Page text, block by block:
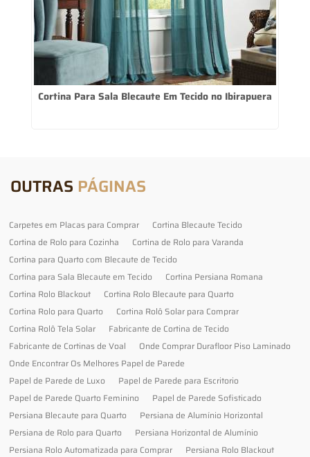
Cortina Para Sala Blecaute Em Tecido no Ibirapuera
OUTRAS PÁGINAS
Carpetes em Placas para Comprar
Cortina Blecaute Tecido
Cortina de Rolo para Cozinha
Cortina de Rolo para Varanda
Cortina para Quarto com Blecaute de Tecido
Cortina para Sala Blecaute em Tecido
Cortina Persiana Romana
Cortina Rolo Blackout
Cortina Rolo Blecaute para Quarto
Cortina Rolo para Quarto
Cortina Rolô Solar para Comprar
Cortina Rolô Tela Solar
Fabricante de Cortina de Tecido
Fabricante de Cortinas de Voal
Onde Comprar Durafloor Piso Laminado
Onde Encontrar Os Melhores Papel de Parede
Papel de Parede de Luxo
Papel de Parede para Escritorio
Papel de Parede Quarto Feminino
Papel de Parede Sofisticado
Persiana Blecaute para Quarto
Persiana de Alumínio Horizontal
Persiana de Rolo para Quarto
Persiana Horizontal de Alumínio
Persiana Rolo Automatizada para Comprar
Persiana Rolo Blackout